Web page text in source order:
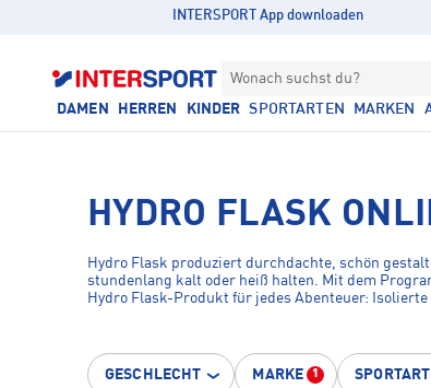
INTERSPORT App downloaden
Wonach suchst du?
DAMEN HERREN KINDER SPORTARTEN MARKEN
HYDRO FLASK
Hydro Flask produziert durchdachte, schön
stundenlang kalt oder heiß halten. Mit dem
Hydro Flask-Produkt für jedes Abenteuer:
GESCHLECHT MARKE 1 SPORTART